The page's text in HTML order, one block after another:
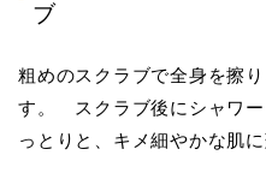
ブ
粗めのスクラブで全身を擦
す。 スクラブ後にシャワー
っとりと、キメ細やかな肌に